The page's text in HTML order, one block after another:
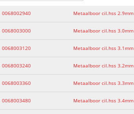
0068002940 Metaalboor cil.hss 2.9mm
0068003000 Metaalboor cil.hss 3.0mm
0068003120 Metaalboor cil.hss 3.1mm
0068003240 Metaalboor cil.hss 3.2mm
0068003360 Metaalboor cil.hss 3.3mm
0068003480 Metaalboor cil.hss 3.4mm